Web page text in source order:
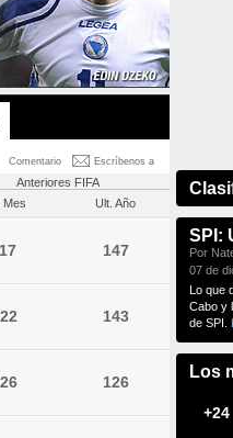
Comentario Escríbenos a
Anteriores FIFA
Mes Ult. Año
147
143
126
SPI:
Por
07 de
Lo que
Cabo y
de SPI.
Los
+24